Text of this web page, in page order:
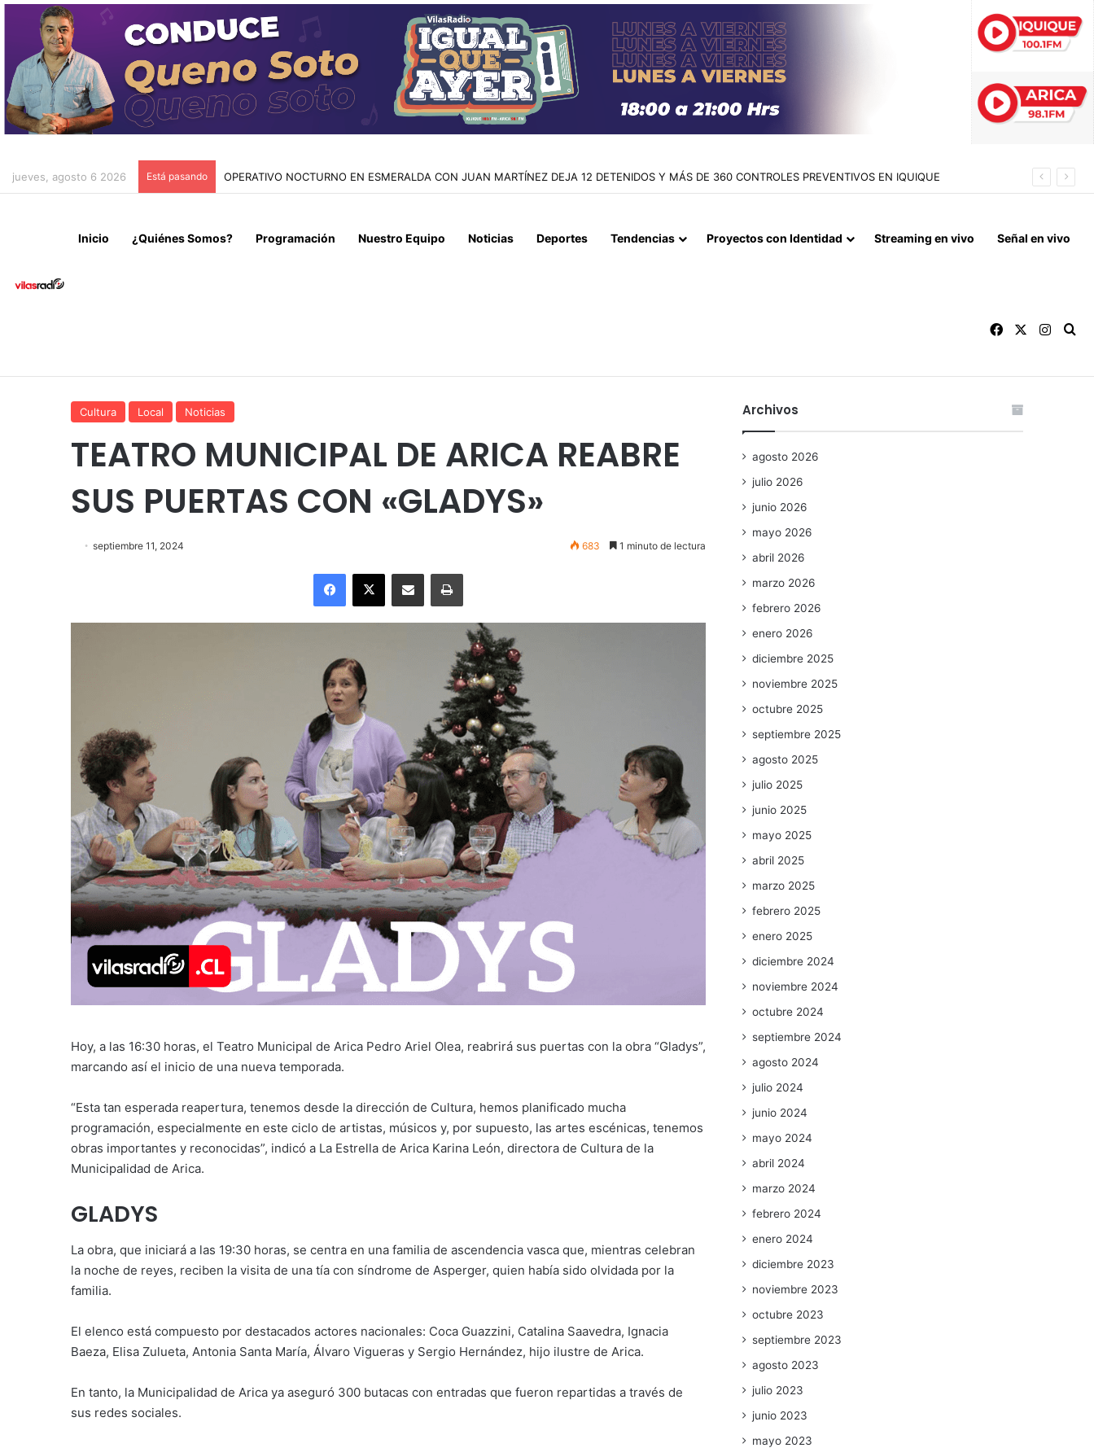
jueves, agosto 6 2026 Está pasando NUEVO ROSTRO PARA AVENIDA HÉROES DE LA CONCEPCIÓN: MUNICIPIO MEJORA MÁS DE 400 METROS CUADRADOS DE ESPACIO PÚBLICO
Inicio ¿Quiénes Somos? Programación Nuestro Equipo Noticias Deportes Tendencias Proyectos con Identidad Streaming en vivo Señal en vivo
Facebook
Cultura Local Noticias
TEATRO MUNICIPAL DE ARICA REABRE
SUS PUERTAS CON «GLADYS»
septiembre 11, 2024 683 1 minuto de lectura
Facebook
X Enviar vía email Imprimir
Hoy, a las 16:30 horas, el Teatro Municipal de Arica Pedro Ariel Olea, reabrirá sus puertas con la obra “Gladys”,
marcando así el inicio de una nueva temporada.
“Esta tan esperada reapertura, tenemos desde la dirección de Cultura, hemos planificado mucha
programación, especialmente en este ciclo de artistas, músicos y, por supuesto, las artes escénicas, tenemos
obras importantes y reconocidas”, indicó a La Estrella de Arica Karina León, directora de Cultura de la
Municipalidad de Arica.
GLADYS
La obra, que iniciará a las 19:30 horas, se centra en una familia de ascendencia vasca que, mientras celebran
la noche de reyes, reciben la visita de una tía con síndrome de Asperger, quien había sido olvidada por la
familia.
El elenco está compuesto por destacados actores nacionales: Coca Guazzini, Catalina Saavedra, Ignacia
Baeza, Elisa Zulueta, Antonia Santa María, Álvaro Vigueras y Sergio Hernández, hijo ilustre de Arica.
En tanto, la Municipalidad de Arica ya aseguró 300 butacas con entradas que fueron repartidas a través de
sus redes sociales.
Archivos
agosto 2026
julio 2026
junio 2026
mayo 2026
abril 2026
marzo 2026
febrero 2026
enero 2026
diciembre 2025
noviembre 2025
octubre 2025
septiembre 2025
agosto 2025
julio 2025
junio 2025
mayo 2025
abril 2025
marzo 2025
febrero 2025
enero 2025
diciembre 2024
noviembre 2024
octubre 2024
septiembre 2024
agosto 2024
julio 2024
junio 2024
mayo 2024
abril 2024
marzo 2024
febrero 2024
enero 2024
diciembre 2023
noviembre 2023
octubre 2023
septiembre 2023
agosto 2023
julio 2023
junio 2023
mayo 2023